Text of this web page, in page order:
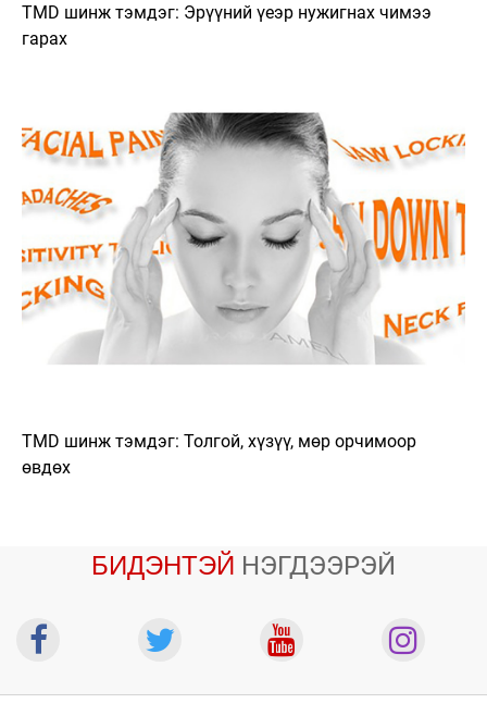
TMD шинж тэмдэг: Эрүүний үеэр нужигнах чимээ
гарах
TMD шинж тэмдэг: Толгой, хүзүү, мөр орчимоор
өвдөх
БИДЭНТЭЙ НЭГДЭЭРЭЙ